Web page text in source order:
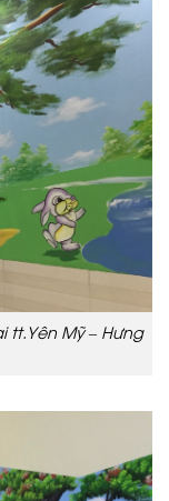
tt.Yên Mỹ – Hưng